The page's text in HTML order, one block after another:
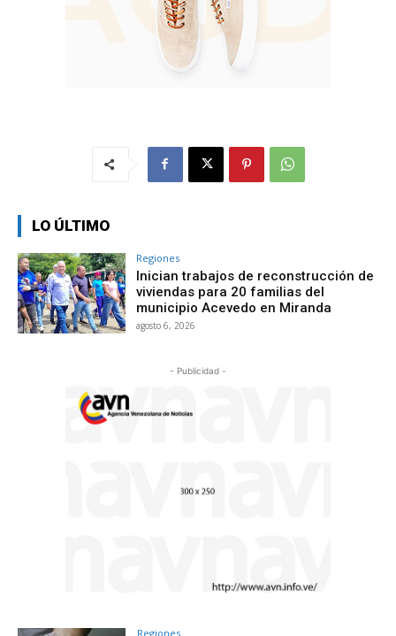
LO ÚLTIMO
Regiones
Inician trabajos de reconstrucción de
viviendas para 20 familias del
municipio Acevedo en Miranda
agosto 6, 2026
- Publicidad -
Regiones